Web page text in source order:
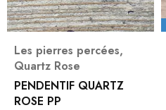
Les pierres percées,
Quartz Rose
PENDENTIF QUARTZ
ROSE PP